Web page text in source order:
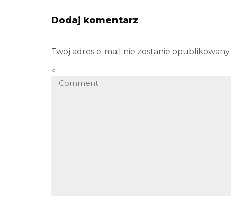
Dodaj komentarz
Twój adres e-mail nie zostanie opublikowany.
<